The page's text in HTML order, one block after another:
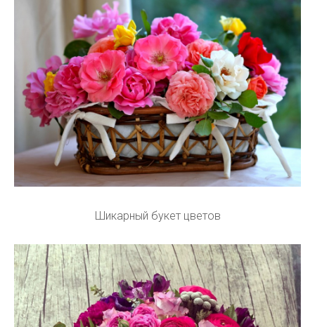
Шикарный букет цветов